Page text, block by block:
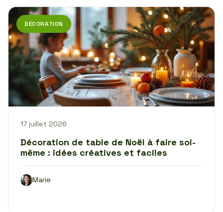
DÉCORATION
17 juillet 2026
Décoration de table de Noël à faire soi-
même : idées créatives et faciles
Marie